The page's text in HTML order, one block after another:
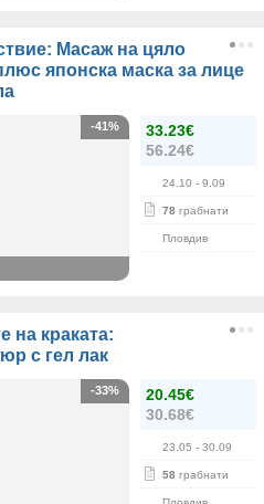
Масаж на цяло
японска маска за лице
33.23€
56.24€
24.10 - 9.09
78 грабнати
Пловдив
-41%
на краката:
с гел лак
20.45€
30.68€
23.05 - 30.09
58 грабнати
-33%